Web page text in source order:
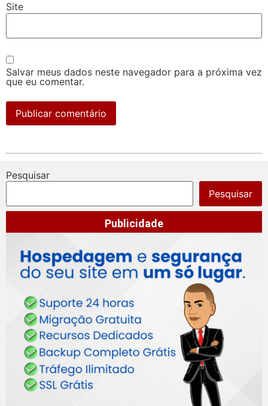
Site
Salvar meus dados neste navegador para a próxima vez
que eu comentar.
Pesquisar
Pesquisar
Publicidade